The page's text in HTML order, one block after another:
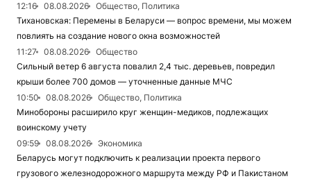
12:16
08.08.2026
Общество, Политика
Тихановская: Перемены в Беларуси — вопрос времени, мы можем
повлиять на создание нового окна возможностей
11:27
08.08.2026
Общество
Сильный ветер 6 августа повалил 2,4 тыс. деревьев, повредил
крыши более 700 домов — уточненные данные МЧС
10:50
08.08.2026
Общество, Политика
Минобороны расширило круг женщин-медиков, подлежащих
воинскому учету
09:59
08.08.2026
Экономика
Беларусь могут подключить к реализации проекта первого
грузового железнодорожного маршрута между РФ и Пакистаном